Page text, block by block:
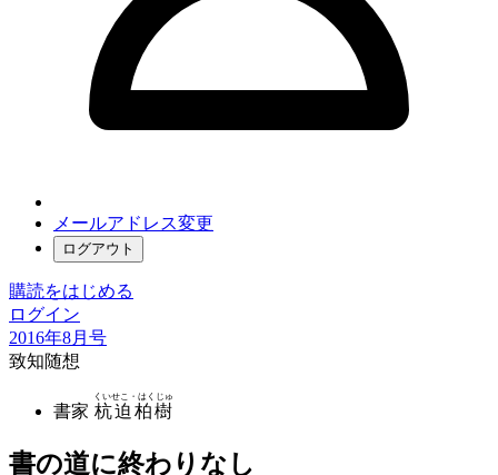
メールアドレス変更
ログアウト
購読をはじめる
ログイン
2016年8月号
致知随想
書家 杭迫柏樹
くいせこ・はくじゅ
書の道に終わりなし